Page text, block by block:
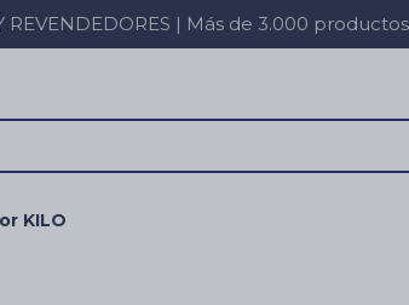
REVENDEDORES | Más de 3.000
KILO